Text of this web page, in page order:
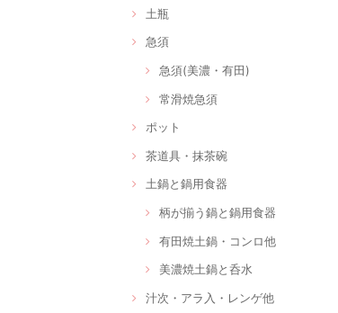
土瓶
急須
急須(美濃・有田)
常滑焼急須
ポット
茶道具・抹茶碗
土鍋と鍋用食器
柄が揃う鍋と鍋用食器
有田焼土鍋・コンロ他
美濃焼土鍋と呑水
汁次・アラ入・レンゲ他